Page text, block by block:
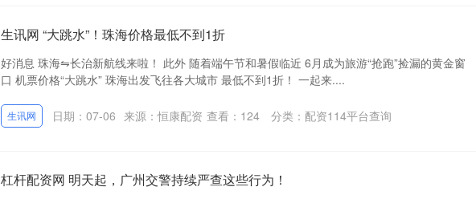
生讯网 “大跳水”！珠海价格最低不到1折
好消息 珠海⇋长治新航线来啦！ 此外 随着端午节和暑假临近 6月成为旅游“抢跑”捡漏的黄金窗
口 机票价格“大跳水” 珠海出发飞往各大城市 最低不到1折！ 一起来....
生讯网 日期：07-06 来源：恒康配资 查看： 124 分类： 配资114平台查询
杠杆配资网 明天起，广州交警持续严查这些行为！